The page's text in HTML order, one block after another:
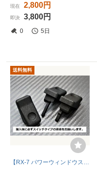
現在 2,800円
即決 3,800円
0 5日
送料無料
【RX-7 パワーウィンドウスイッチ対策品】 FD3S/FC3S後期 純正互換【長期保証】